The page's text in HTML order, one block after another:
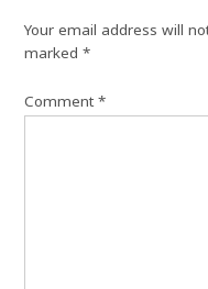
Your email address will
marked*
Comment*